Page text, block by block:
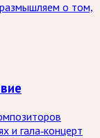
о том,
и гала-концерт